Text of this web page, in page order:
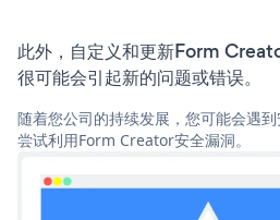
此外，自定义和更新Form
很可能会引起新的问题或错误。
随着您公司的持续发展，您可能会遇
尝试利用Form Creator安全漏洞。